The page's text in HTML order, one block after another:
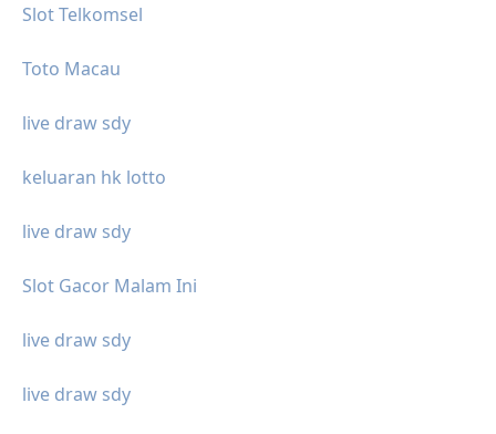
Slot Telkomsel
Toto Macau
live draw sdy
keluaran hk lotto
live draw sdy
Slot Gacor Malam Ini
live draw sdy
live draw sdy